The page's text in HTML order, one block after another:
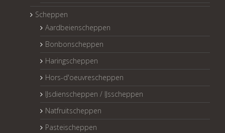
Scheppen
Aardbeienscheppen
Bonbonscheppen
Haringscheppen
Hors-d'oeuvrescheppen
IJsdienscheppen / IJsscheppen
Natfruitscheppen
Pasteischeppen